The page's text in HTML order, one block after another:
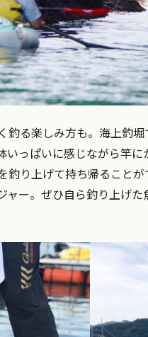
釣る楽しみ方も。海上釣
っぱいに感じながら竿
り上げて持ち帰ることが
ャー。ぜひ自ら釣り上げ